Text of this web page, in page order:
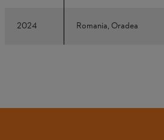
2024 Romania, Oradea